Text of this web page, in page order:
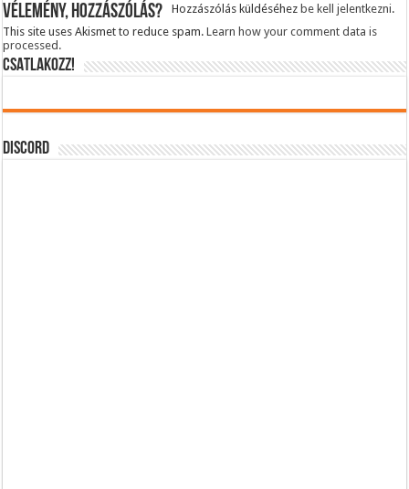
Vélemény, hozzászólás? Hozzászólás küldéséhez be kell jelentkezni.
This site uses Akismet to reduce spam.Learn how your comment data is
processed.
CSATLAKOZZ!
DISCORD